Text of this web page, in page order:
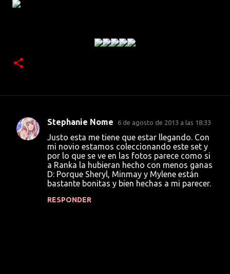
C
Stephanie Nome 6 de agosto de 2013 a las 18:33
Justo esta me tiene que estar llegando. Con
mi novio estamos coleccionando este set y
por lo que se ve en las fotos parece como si
a Ranka la hubieran hecho con menos ganas
D: Porque Sheryl, Minmay y Mylene están
bastante bonitas y bien hechas a mi parecer.
RESPONDER